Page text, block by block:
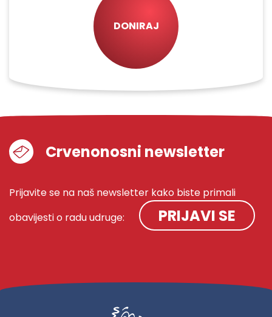
DONIRAJ
Crvenonosni newsletter
Prijavite se na naš newsletter kako biste primali
obavijesti o radu udruge:
PRIJAVI SE